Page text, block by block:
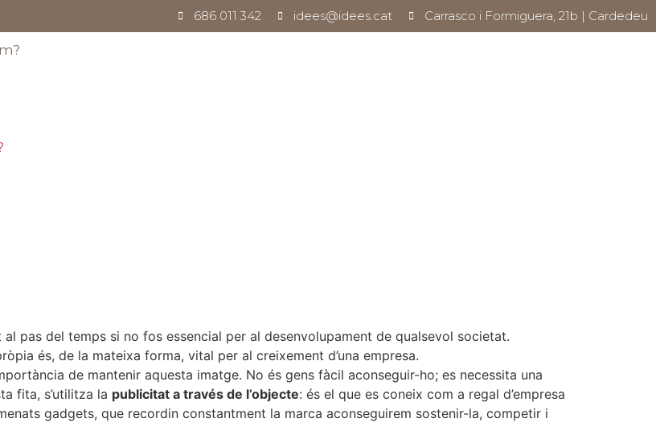
686 011 342 idees@idees.cat Carrasco i Formiguera, 21b | Cardedeu
pas del temps si no fos essencial per al desenvolupament de qualsevol societat.
és, de la mateixa forma, vital per al creixement d’una empresa.
de mantenir aquesta imatge. No és gens fàcil aconseguir-ho; es necessita una
fita, s’utilitza la publicitat a través de l’objecte: és el que es coneix com a regal d’empresa
gadgets, que recordin constantment la marca aconseguirem sostenir-la, competir i